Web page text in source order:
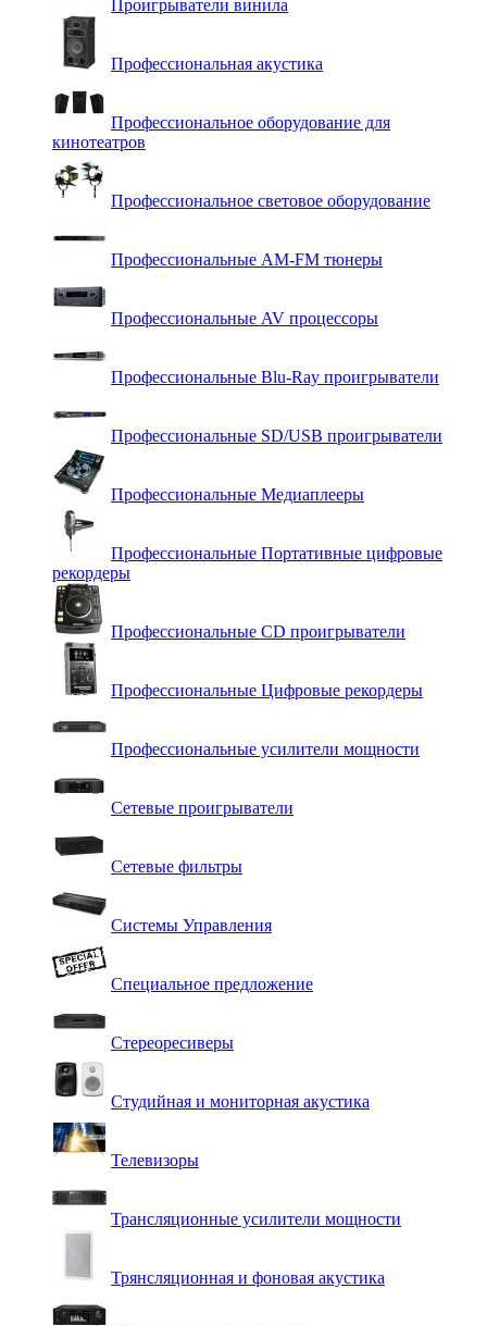
Проигрыватели винила
Профессиональная акустика
Профессиональное оборудование для
кинотеатров
Профессиональное световое оборудование
Профессиональные AM-FM тюнеры
Профессиональные AV процессоры
Профессиональные Blu-Ray проигрыватели
Профессиональные SD/USB проигрыватели
Профессиональные Медиаплееры
Профессиональные Портативные цифровые
рекордеры
Профессиональные СD проигрыватели
Профессиональные Цифровые рекордеры
Профессиональные усилители мощности
Сетевые проигрыватели
Сетевые фильтры
Системы Управления
Специальное предложение
Стереоресиверы
Студийная и мониторная акустика
Телевизоры
Трансляционные усилители мощности
Трянсляционная и фоновая акустика